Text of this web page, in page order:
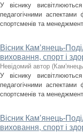
У віснику
педагогічними аспектами
спортсменів та
Вісник Кам’янець-
виховання, спорт і
Невідомий автор (
У віснику
педагогічними аспектами
спортсменів та
Вісник Кам’янець-
виховання, спорт і